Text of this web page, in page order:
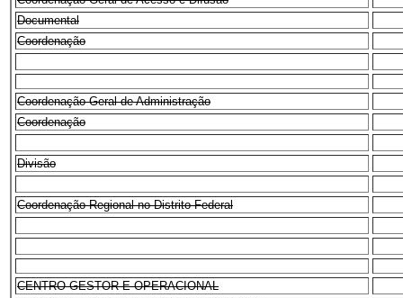
Documental
Coordenação
Coordenação-Geral de Administração
Coordenação
Divisão
Coordenação Regional no Distrito Federal
CENTRO GESTOR E OPERACIONAL